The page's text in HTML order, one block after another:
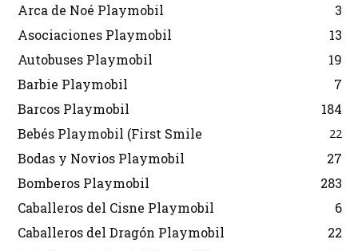
Arca de Noé Playmobil
3
Asociaciones Playmobil
13
Autobuses Playmobil
19
Barbie Playmobil
7
Barcos Playmobil
184
Bebés Playmobil (First Smile
22
Bodas y Novios Playmobil
27
Bomberos Playmobil
283
Caballeros del Cisne Playmobil
6
Caballeros del Dragón Playmobil
22